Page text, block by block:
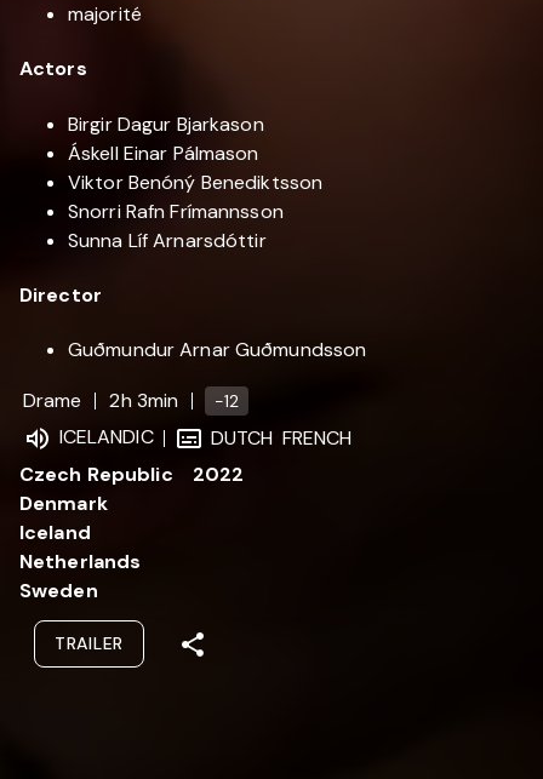
majorité
Actors
Birgir Dagur Bjarkason
Áskell Einar Pálmason
Viktor Benóný Benediktsson
Snorri Rafn Frímannsson
Sunna Líf Arnarsdóttir
Director
Guðmundur Arnar Guðmundsson
Drame
2h 3min -12
ICELANDIC DUTCH FRENCH
Czech Republic
Denmark
Iceland
Netherlands
Sweden
2022
TRAILER